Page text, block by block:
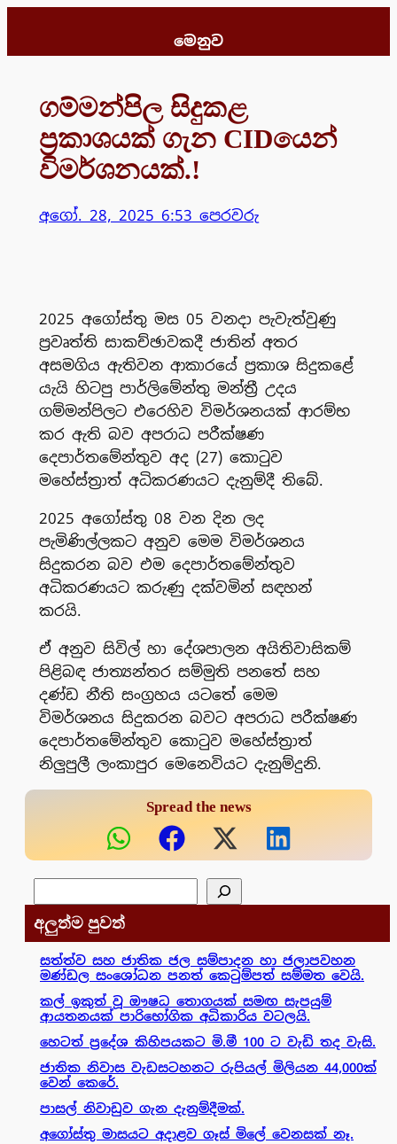
මෙනුව
ගම්මන්පිල සිදුකළ
ප්‍රකාශයක් ගැන CIDයෙන්
විමර්ශනයක්.!
අගෝ. 28, 2025 6:53 පෙරවරු
2025 අගෝස්තු මස 05 වනදා පැවැත්වුණු
ප්‍රවෘත්ති සාකච්ඡාවකදී ජාතින් අතර
අසමගිය ඇතිවන ආකාරයේ ප්‍රකාශ සිදුකළේ
යැයි හිටපු පාර්ලිමේන්තු මන්ත්‍රී උදය
ගම්මන්පිලට එරෙහිව විමර්ශනයක් ආරම්භ
කර ඇති බව අපරාධ පරීක්ෂණ
දෙපාර්තමේන්තුව අද (27) කොටුව
මහේස්ත්‍රාත් අධිකරණයට දැනුම්දී තිබේ.
2025 අගෝස්තු 08 වන දින ලද
පැමිණිල්ලකට අනුව මෙම විමර්ශනය
සිදුකරන බව එම දෙපාර්තමේන්තුව
අධිකරණයට කරුණු දක්වමින් සඳහන්
කරයි.
ඒ අනුව සිවිල් හා දේශපාලන අයිතිවාසිකම්
පිළිබඳ ජාත්‍යන්තර සම්මුති පනතේ සහ
දණ්ඩ නීති සංග්‍රහය යටතේ මෙම
විමර්ශනය සිදුකරන බවට අපරාධ පරීක්ෂණ
දෙපාර්තමේන්තුව කොටුව මහේස්ත්‍රාත්
නිලුපුලී ලංකාපුර මෙනෙවියට දැනුම්දුනි.
Spread the news
අලුත්ම පුවත්
සත්ත්ව සහ ජාතික ජල සම්පාදන හා ජලාපවහන
මණ්ඩල සංශෝධන පනත් කෙටුම්පත් සම්මත වෙයි.
කල් ඉකුත් වූ ඖෂධ තොගයක් සමඟ සැපයුම්
ආයතනයක් පාරිභෝගික අධිකාරිය වටලයි.
හෙටත් ප්‍රදේශ කිහිපයකට මි.මී 100 ට වැඩි තද වැසි.
ජාතික නිවාස වැඩසටහනට රුපියල් මිලියන 44,000ක්
වෙන් කෙරේ.
පාසල් නිවාඩුව ගැන දැනුම්දීමක්.
අගෝස්තු මාසයට අදාළව ගෑස් මිලේ වෙනසක් නෑ.